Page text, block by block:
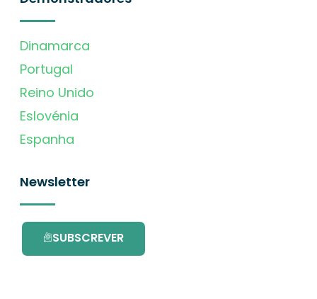
Dinamarca
Portugal
Reino Unido
Eslovénia
Espanha
Newsletter
SUBSCREVER